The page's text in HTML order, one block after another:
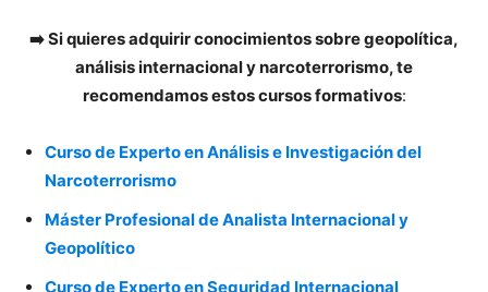
➡️ Si quieres adquirir conocimientos sobre geopolítica,
análisis internacional y narcoterrorismo, te
recomendamos estos cursos formativos:
Curso de Experto en Análisis e Investigación del
Narcoterrorismo
Máster Profesional de Analista Internacional y
Geopolítico
Curso de Experto en Seguridad Internacional